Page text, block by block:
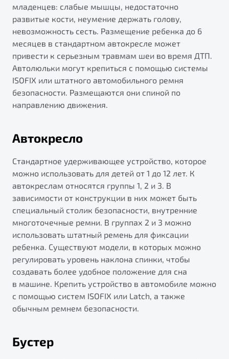
младенцев: слабые мышцы, недостаточно
развитые кости, неумение держать голову,
невозможность сесть. Размещение ребенка до 6
месяцев в стандартном автокресле может
привести к серьезным травмам шеи во время ДТП.
Автолюльки могут крепиться с помощью системы
ISOFIX или штатного автомобильного ремня
безопасности. Размещаются они спиной по
направлению движения.
Автокресло
Стандартное удерживающее устройство, которое
можно использовать для детей от 1 до 12 лет. К
автокреслам относятся группы 1, 2 и 3. В
зависимости от конструкции в них может быть
специальный столик безопасности, внутренние
многоточечные ремни. В группах 2 и 3 можно
использовать штатный ремень для фиксации
ребенка. Существуют модели, в которых можно
регулировать уровень наклона спинки, чтобы
создавать более удобное положение для сна
в машине. Крепить устройство в автомобиле можно
с помощью систем ISOFIX или Latch, а также
обычным ремнем безопасности.
Бустер